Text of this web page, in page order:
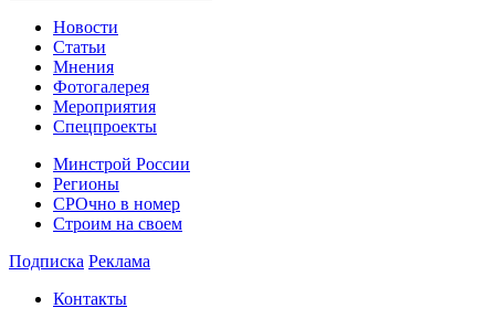
Новости
Статьи
Мнения
Фотогалерея
Мероприятия
Спецпроекты
Минстрой России
Регионы
СРОчно в номер
Строим на своем
Подписка Реклама
Контакты